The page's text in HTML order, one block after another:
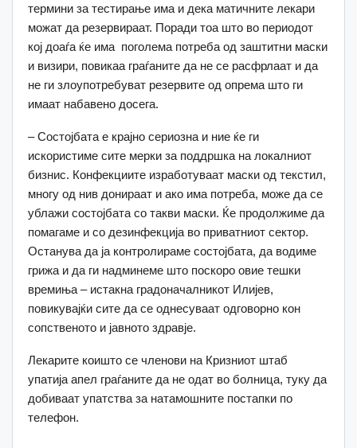
термини за тестирање има и дека матичните лекари
можат да резервираат. Поради тоа што во периодот
кој доаѓа ќе има поголема потреба од заштитни маски
и визири, повикаа граѓаните да не се расфрлаат и да
не ги злоупотребуват резервите од опрема што ги
имаат набавено досега.
– Состојбата е крајно сериозна и ние ќе ги
искористиме сите мерки за поддршка на локалниот
бизнис. Конфекциите изработуваат маски од текстил,
многу од нив донираат и ако има потреба, може да се
ублажи состојбата со такви маски. Ќе продолжиме да
помагаме и со дезинфекција во приватниот сектор.
Останува да ја контролираме состојбата, да водиме
грижа и да ги надминеме што поскоро овие тешки
времиња – истакна градоначалникот Илијев,
повикувајќи сите да се однесуваат одговорно кон
сопственото и јавното здравје.
Лекарите коишто се членови на Кризниот штаб
упатија апел граѓаните да не одат во болница, туку да
добиваат упатства за натамошните постапки по
телефон.